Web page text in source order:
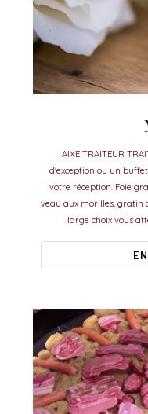
AIXE TRAITEUR
d'exception ou un
votre réception. Foie
veau aux morilles, gratin
large choix vous